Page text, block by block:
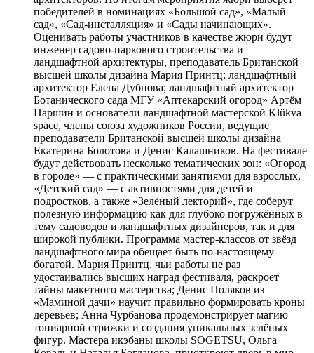
победителей в номинациях «Большой сад», «Малый
сад», «Сад-инсталляция» и «Сады начинающих».
Оценивать работы участников в качестве жюри будут
инженер садово-паркового строительства и
ландшафтной архитектуры, преподаватель Британской
высшей школы дизайна Мария Принтц; ландшафтный
архитектор Елена Дубнова; ландшафтный архитектор
Ботанического сада МГУ «Аптекарский огород» Артём
Паршин и основатели ландшафтной мастерской Klükva
space, члены союза художников России, ведущие
преподаватели Британской высшей школы дизайна
Екатерина Болотова и Денис Калашников. На фестивале
будут действовать несколько тематических зон: «Огород
в городе» — с практическими занятиями для взрослых,
«Детский сад» — с активностями для детей и
подростков, а также «Зелёный лекторий», где соберут
полезную информацию как для глубоко погружённых в
тему садоводов и ландшафтных дизайнеров, так и для
широкой публики. Программа мастер-классов от звёзд
ландшафтного мира обещает быть по-настоящему
богатой. Мария Принтц, чьи работы не раз
удостаивались высших наград фестиваля, раскроет
тайны макетного мастерства; Денис Поляков из
«Маминой дачи» научит правильно формировать кроны
деревьев; Анна Чурбанова продемонстрирует магию
топиарной стрижки и создания уникальных зелёных
фигур. Мастера икэбаны школы SOGETSU, Ольга